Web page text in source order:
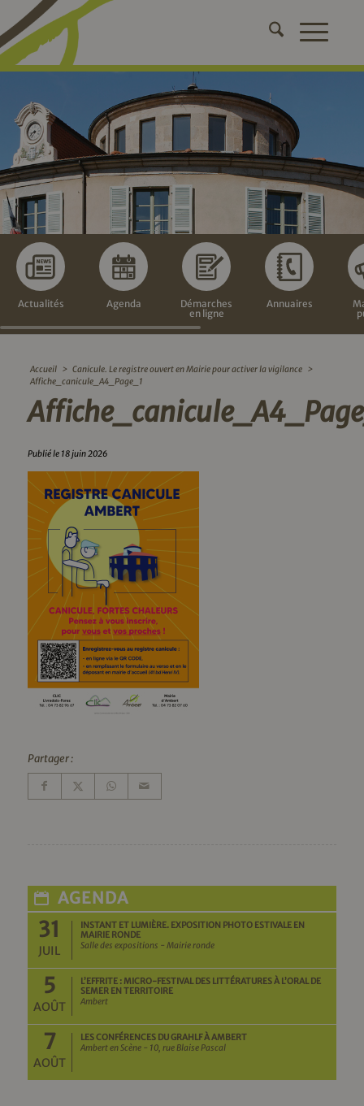
Actualités Agenda
Démarches
en ligne
Annuaires
Accueil > Canicule. Le registre ouvert en Mairie pour activer la vigilance >
Affiche_canicule_A4_Page_1
Publié le 18 juin 2026
Partager :
AGENDA
31
JUIL
INSTANT ET LUMIÈRE. EXPOSITION PHOTO ESTIVALE EN
MAIRIE RONDE
Salle des expositions - Mairie ronde
5
AOÛT
L’EFFRITE : MICRO-FESTIVAL DES LITTÉRATURES À L’ORAL DE
SEMER EN TERRITOIRE
Ambert
7
AOÛT
LES CONFÉRENCES DU GRAHLF À AMBERT
Ambert en Scène - 10, rue Blaise Pascal